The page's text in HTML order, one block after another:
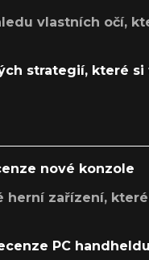
vlastních očí,
strategií, které si
nové konzole
herní zařízení,
PC handheldu